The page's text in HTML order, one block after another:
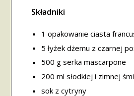
Składniki
1 opakowanie ciasta
5 łyżek dżemu z czarnej
500 g serka mascarpone
200 ml słodkiej i zimnej
sok z cytryny